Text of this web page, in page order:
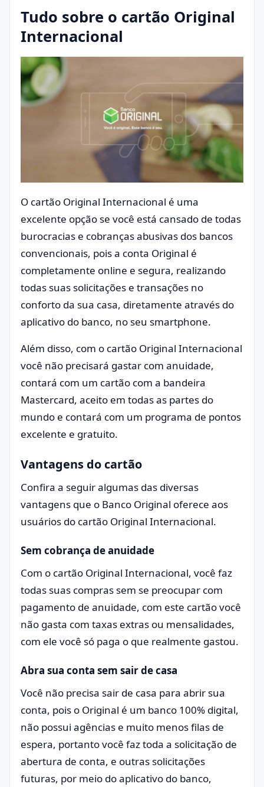
Tudo sobre o cartão Original
Internacional
O cartão Original Internacional é uma
excelente opção se você está cansado de todas
burocracias e cobranças abusivas dos bancos
convencionais, pois a conta Original é
completamente online e segura, realizando
todas suas solicitações e transações no
conforto da sua casa, diretamente através do
aplicativo do banco, no seu smartphone.
Além disso, com o cartão Original Internacional
você não precisará gastar com anuidade,
contará com um cartão com a bandeira
Mastercard, aceito em todas as partes do
mundo e contará com um programa de pontos
excelente e gratuito.
Vantagens do cartão
Confira a seguir algumas das diversas
vantagens que o Banco Original oferece aos
usuários do cartão Original Internacional.
Sem cobrança de anuidade
Com o cartão Original Internacional, você faz
todas suas compras sem se preocupar com
pagamento de anuidade, com este cartão você
não gasta com taxas extras ou mensalidades,
com ele você só paga o que realmente gastou.
Abra sua conta sem sair de casa
Você não precisa sair de casa para abrir sua
conta, pois o Original é um banco 100% digital,
não possui agências e muito menos filas de
espera, portanto você faz toda a solicitação de
abertura de conta, e outras solicitações
futuras, por meio do aplicativo do banco,